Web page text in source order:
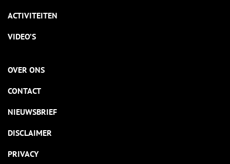
ACTIVITEITEN
VIDEO’S
OVER ONS
CONTACT
NIEUWSBRIEF
DISCLAIMER
PRIVACY